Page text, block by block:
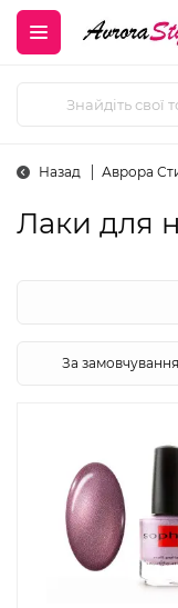
Назад Аврора
Лаки для